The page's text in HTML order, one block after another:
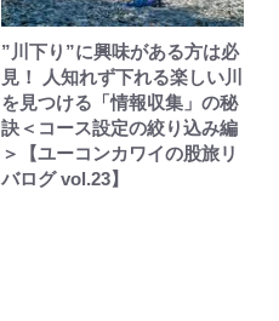
”川下り”に興味がある方は必
見！ 人知れず下れる楽しい川
を見つける「情報収集」の秘
訣＜コース設定の絞り込み編
＞【ユーコンカワイの股旅リ
バログ vol.23】